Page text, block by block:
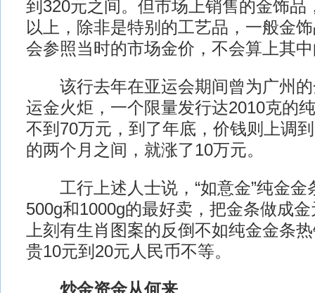
到320元之间。但市场上销售的金饰品
以上，除非是特别的工艺品，一般金
会参照当时的市场金价，不会算上其
该行去年在亚运会期间曾为广州的
运金火炬，一个限量发行达2010克的
不到70万元，到了年底，价钱则上调
的两个月之间，就涨了10万元。
工行上述人士说，“如意金”纯金金
500g和1000g的最好卖，把金条做成
上刻有生肖图案的反倒不如纯金金条
贵10元到20元人民币不等。